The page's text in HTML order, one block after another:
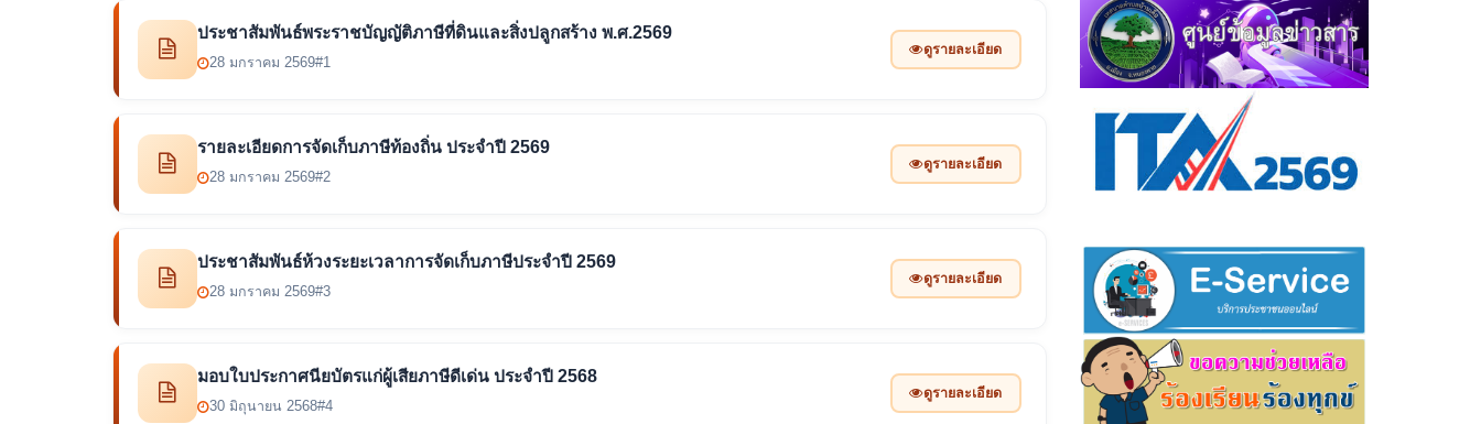
ประชาสัมพันธ์พระราชบัญญัติภาษีที่ดินและสิ่งปลูกสร้าง พ.ศ.2569
28 มกราคม 2569#1
ดูรายละเอียด
รายละเอียดการจัดเก็บภาษีท้องถิ่น ประจำปี 2569
28 มกราคม 2569#2
ดูรายละเอียด
ประชาสัมพันธ์ห้วงระยะเวลาการจัดเก็บภาษีประจำปี 2569
28 มกราคม 2569#3
ดูรายละเอียด
มอบใบประกาศนียบัตรแก่ผู้เสียภาษีดีเด่น ประจำปี 2568
30 มิถุนายน 2568#4
ดูรายละเอียด